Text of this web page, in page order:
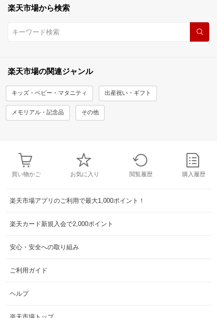
楽天市場から検索
楽天市場の関連ジャンル
キッズ・ベビー・マタニティ 出産祝い・ギフト
メモリアル・記念品 その他
買い物かご お気に入り 閲覧履歴 購入履歴
楽天市場アプリのご利用で最大1,000ポイント！
楽天カード新規入会で2,000ポイント
安心・安全への取り組み
ご利用ガイド
ヘルプ